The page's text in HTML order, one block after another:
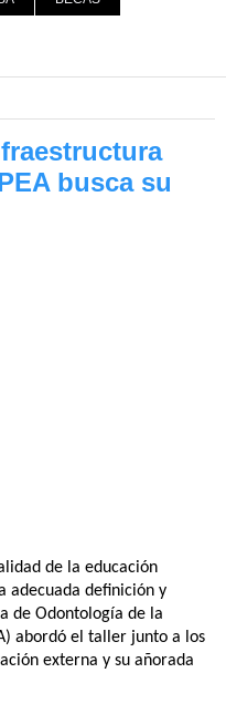
busca su
de la educación
adecuada definición y
de Odontología de la
abordó el taller junto a los
externa y su añorada